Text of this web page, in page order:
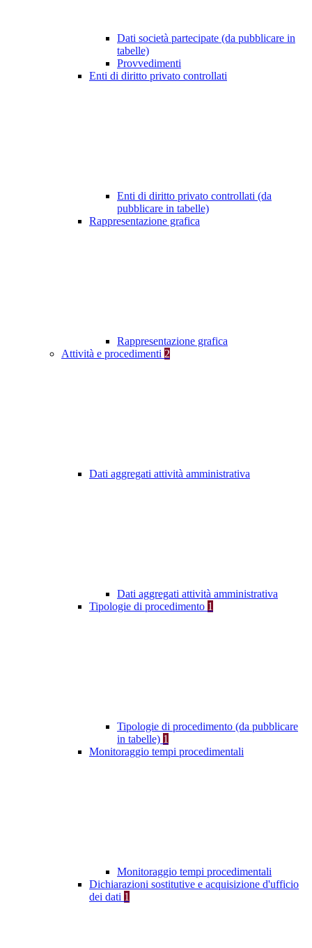
Dati società partecipate (da pubblicare in
tabelle)
Provvedimenti
Enti di diritto privato controllati
Enti di diritto privato controllati (da
pubblicare in tabelle)
Rappresentazione grafica
Rappresentazione grafica
Attività e procedimenti 2
Dati aggregati attività amministrativa
Dati aggregati attività amministrativa
Tipologie di procedimento 1
Tipologie di procedimento (da pubblicare
in tabelle) 1
Monitoraggio tempi procedimentali
Monitoraggio tempi procedimentali
Dichiarazioni sostitutive e acquisizione d'ufficio
dei dati 1